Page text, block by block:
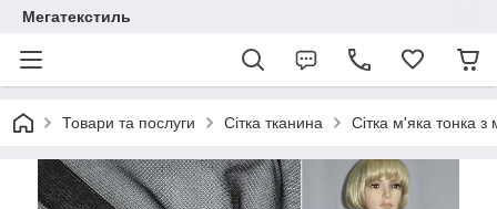
Мегатекстиль
Товари та послуги Сітка тканина Сітка м'яка тонка з